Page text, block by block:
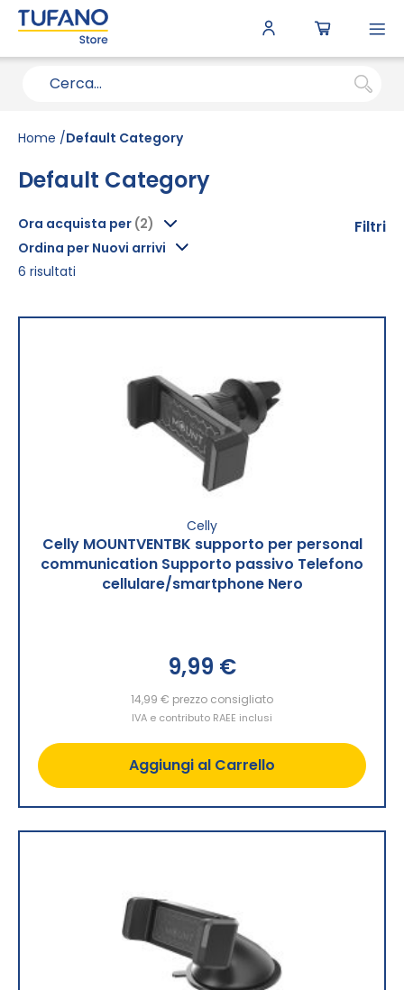
Home Default Category
Default Category
Ordina per Nuovi arrivi
6 risultati
Celly
Celly MOUNTVENTBK supporto per personal
communication Supporto passivo Telefono
cellulare/smartphone Nero
9,99 €
14,99 € prezzo consigliato
IVA e contributo RAEE inclusi
Aggiungi al Carrello
Filtri
Ora acquista per